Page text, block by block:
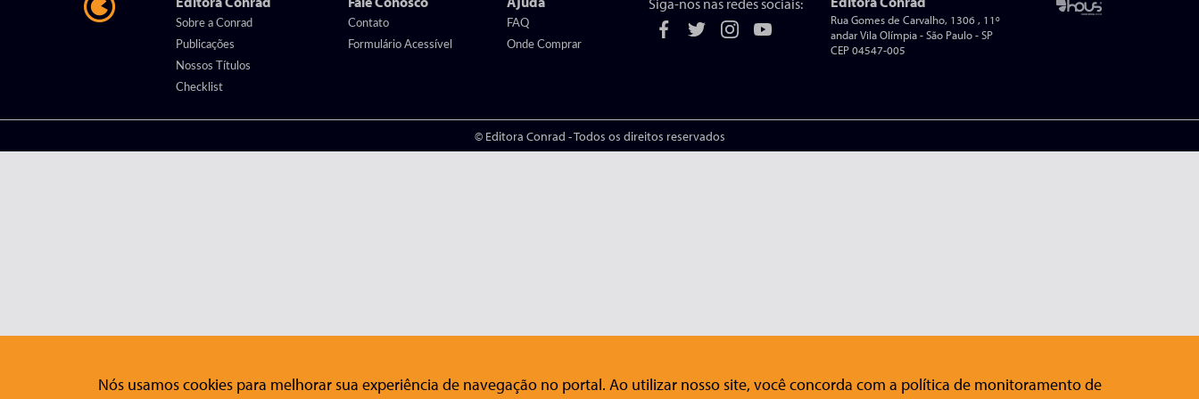
Sobre a Conrad
Publicações
Nossos Títulos
Checklist
Contato
Formulário Acessível
FAQ
Onde Comprar
Siga-nos nas redes sociais:
Rua Gomes de Carvalho, 1306 , 11º
andar Vila Olímpia - São Paulo - SP
CEP 04547-005
© Editora Conrad - Todos os direitos reservados
Nós usamos cookies para melhorar sua experiência de navegação no portal. Ao utilizar nosso site, você concorda com a política de monitoramento de